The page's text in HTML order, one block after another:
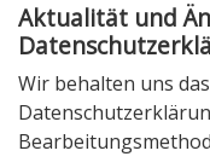
Aktualität und
Wir behalten uns